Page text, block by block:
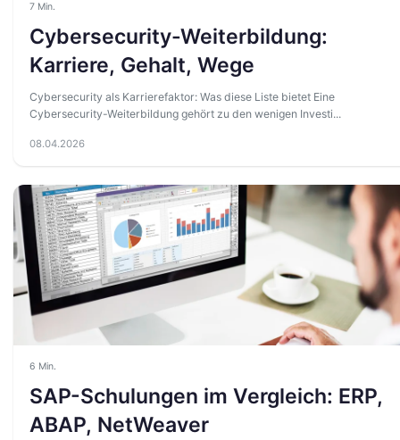
7 Min.
Cybersecurity-Weiterbildung:
Karriere, Gehalt, Wege
Cybersecurity als Karrierefaktor: Was diese Liste bietet Eine
Cybersecurity-Weiterbildung gehört zu den wenigen Investi...
08.04.2026
6 Min.
SAP-Schulungen im Vergleich: ERP,
ABAP, NetWeaver